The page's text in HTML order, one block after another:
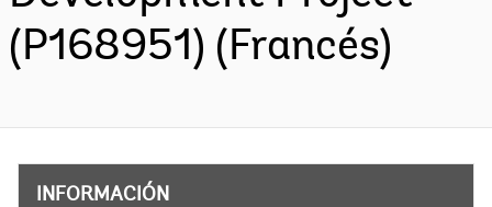
(P168951) (Francés)
INFORMACIÓN